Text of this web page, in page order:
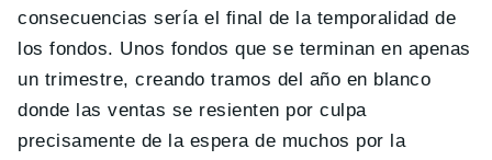
consecuencias sería el final de la temporalidad de
los fondos. Unos fondos que se terminan en apenas
un trimestre, creando tramos del año en blanco
donde las ventas se resienten por culpa
precisamente de la espera de muchos por la